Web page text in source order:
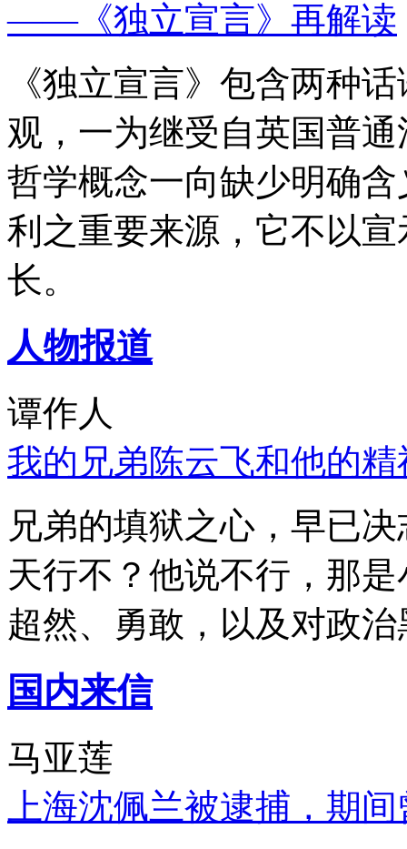
——《独立宣言》再解读
《独立宣言》包含两种
观，一为继受自英国普
哲学概念一向缺少明确
利之重要来源，它不以
长。
人物报道
谭作人
我的兄弟陈云飞和他的
兄弟的填狱之心，早已
天行不？他说不行，那
超然、勇敢，以及对政
国内来信
马亚莲
上海沈佩兰被逮捕，期